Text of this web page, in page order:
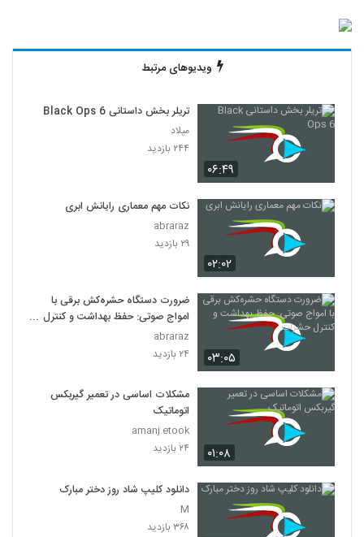
ویدیوهای مرتبط
۰۶:۴۹
تریلر بخش داستانی Black Ops 6
میلاد
۲۴۴ بازدید
۰۲:۰۲
نکات مهم معماری رایانش ابری
abraraz
۲۹ بازدید
۰۳:۰۵
ضرورت دستگاه حشره‌کش برقی با
امواج صوتی: حفظ بهداشت و کنترل
حشرات
abraraz
۲۴ بازدید
۰۱:۰۸
مشکلات اساسی در تعمیر گیربکس
اتوماتیک
amanj.etook
۲۴ بازدید
دانلود کلیپ شاد روز دختر مبارک
M
۳۶۸ بازدید